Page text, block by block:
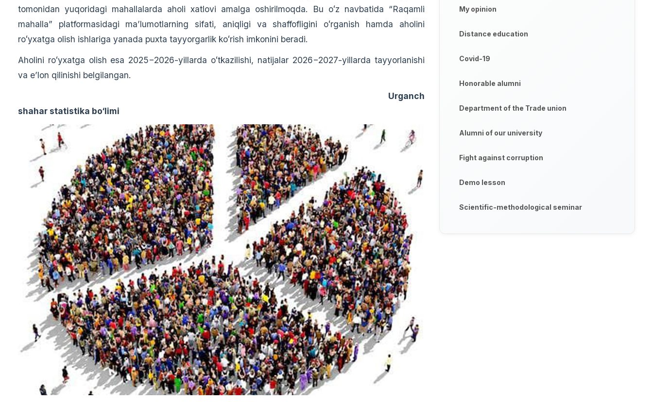
tomonidan yuqoridagi mahallalarda aholi xatlovi amalga oshirilmoqda. Bu oʻz navbatida “Raqamli
mahalla” platformasidagi maʼlumotlarning sifati, aniqligi va shaffofligini oʻrganish hamda aholini
roʻyxatga olish ishlariga yanada puxta tayyorgarlik koʻrish imkonini beradi.
Aholini roʻyxatga olish esa 2025−2026-yillarda oʻtkazilishi, natijalar 2026−2027-yillarda tayyorlanishi
va eʼlon qilinishi belgilangan.
Urganch
shahar statistika bo‘limi
My opinion
Distance education
Covid-19
Honorable alumni
Department of the Trade union
Alumni of our university
Fight against corruption
Demo lesson
Scientific-methodological seminar